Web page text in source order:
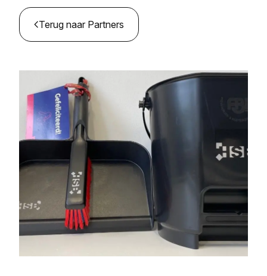
Terug naar Partners